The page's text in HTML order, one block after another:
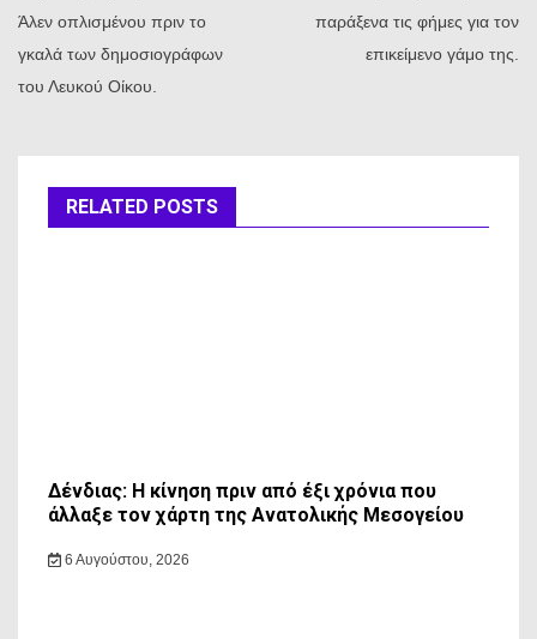
Άλεν οπλισμένου πριν το
γκαλά των δημοσιογράφων
του Λευκού Οίκου.
παράξενα τις φήμες για τον
επικείμενο γάμο της.
RELATED POSTS
Δένδιας: Η κίνηση πριν από έξι χρόνια που
άλλαξε τον χάρτη της Ανατολικής Μεσογείου
6 Αυγούστου, 2026